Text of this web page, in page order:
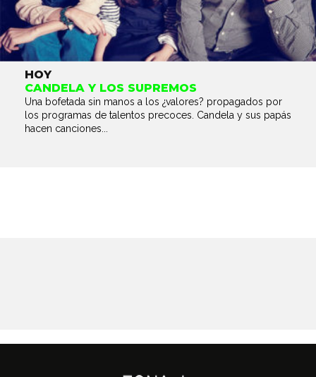
HOY
CANDELA Y LOS SUPREMOS
Una bofetada sin manos a los ¿valores? propagados por
los programas de talentos precoces. Candela y sus papás
hacen canciones...